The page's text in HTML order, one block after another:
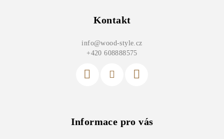
Kontakt
info@wood-style.cz
+420 608888575
Informace pro vás